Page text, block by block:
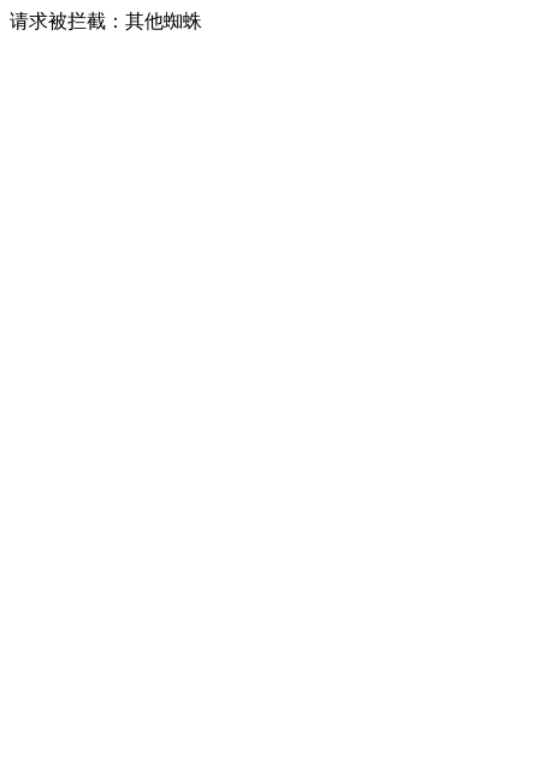
请求被拦截：其他蜘蛛